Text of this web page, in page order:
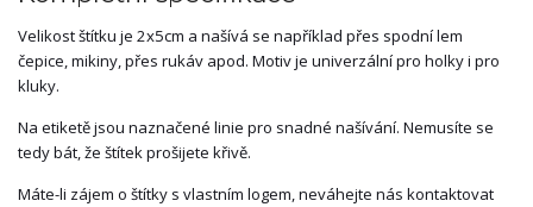
Velikost štítku je 2x5cm a našívá se například přes spodní lem
čepice, mikiny, přes rukáv apod. Motiv je univerzální pro holky i pro
kluky.
Na etiketě jsou naznačené linie pro snadné našívání. Nemusíte se
tedy bát, že štítek prošijete křivě.
Máte-li zájem o štítky s vlastním logem, neváhejte nás kontaktovat